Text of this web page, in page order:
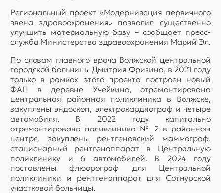
Региональный проект «Модернизация первичного
звена здравоохранения» позволил существенно
улучшить материальную базу – сообщает пресс-
служба Министерства здравоохранения Марий Эл.
По словам главного врача Волжской центральной
городской больницы Дмитрия Фризина, в 2021 году
только в рамках этого проекта построен новый
ФАП в деревне Учейкино, отремонтирована
центральная районная поликлиника в Волжске,
закуплены эндоскоп, электрокардиограф и четыре
автомобиля. В 2022 году капитально
отремонтирована поликлиника № 2 в районном
центре, закуплены рентгеновский маммограф,
стационарный рентгенаппарат в Центральную
поликлинику и 6 автомобилей. В 2024 году
поставлены флюорограф для Центральной
поликлиники и рентгенаппарат для Сотнурской
участковой больницы.